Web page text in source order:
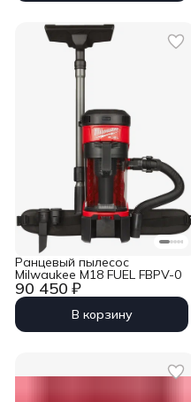
90 450 ₽
Ранцевый пылесос
Milwaukee M18 FUEL FBPV-0
В корзину